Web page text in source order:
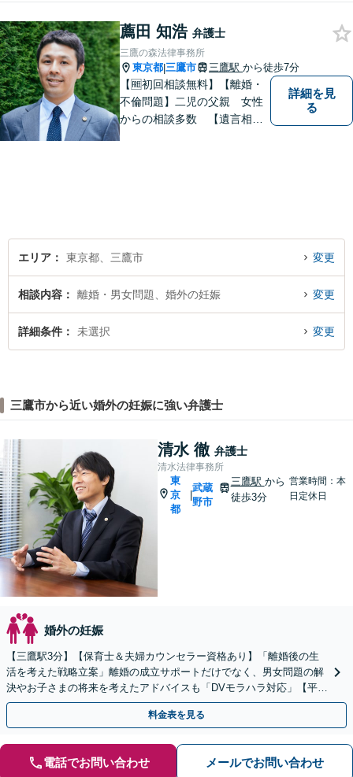
限の努力を尽くしていきま
す。【司法書士資格あり】
【宅建士資格あり】【法テラ
ス利用可能】
薦田 知浩 弁護士
三鷹の森法律事務所
東京都|三鷹市 三鷹駅 から徒歩7分
【🆓初回相談無料】【離婚・
不倫問題】二児の父親 女性
からの相談多数 【遺言相
詳細を見
る
エリア 東京都、三鷹市 変更
相談内容 離婚・男女問題、婚外の妊娠 変更
詳細条件 未選択 変更
三鷹市から近い婚外の妊娠に強い弁護士
清水 徹 弁護士
清水法律事務所
東
京
都
武蔵
野市
三鷹駅 から
徒歩3分
営業時間：本
日定休日
婚外の妊娠
【三鷹駅3分】【保育士＆夫婦カウンセラー資格あり】「離婚後の生
活を考えた戦略立案」離婚の成立サポートだけでなく、男女問題の解
決やお子さまの将来を考えたアドバイスも「DVモラハラ対応」【平日
夜間相談可】【キッズスペース完備】【子連れ相談OK】
料金表を見る
電話でお問い合わせ メールでお問い合わせ